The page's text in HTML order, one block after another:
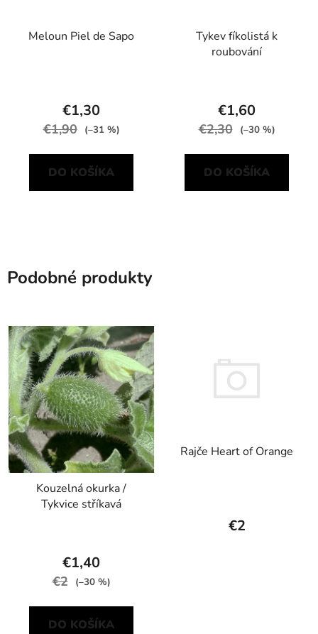
Meloun Piel de Sapo
€1,30
€1,90 (–31 %)
DO KOŠÍKA
Tykev fíkolistá k
roubování
€1,60
€2,30 (–30 %)
DO KOŠÍKA
Podobné produkty
Kouzelná okurka /
Tykvice stříkavá
€1,40
€2 (–30 %)
DO KOŠÍKA
Rajče Heart of Orange
€2